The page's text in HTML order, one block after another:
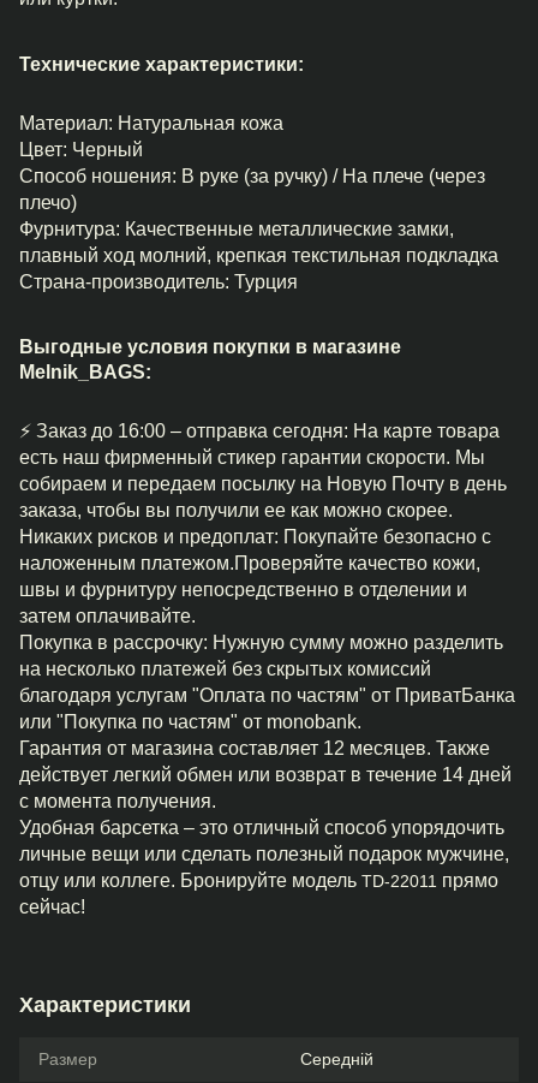
Технические характеристики:
Материал: Натуральная кожа
Цвет: Черный
Способ ношения: В руке (за ручку) / На плече (через
плечо)
Фурнитура: Качественные металлические замки,
плавный ход молний, крепкая текстильная подкладка
Страна-производитель: Турция
Выгодные условия покупки в магазине
Melnik_BAGS:
⚡ Заказ до 16:00 – отправка сегодня: На карте товара
есть наш фирменный стикер гарантии скорости. Мы
собираем и передаем посылку на Новую Почту в день
заказа, чтобы вы получили ее как можно скорее.
Никаких рисков и предоплат: Покупайте безопасно с
наложенным платежом.Проверяйте качество кожи,
швы и фурнитуру непосредственно в отделении и
затем оплачивайте.
Покупка в рассрочку: Нужную сумму можно разделить
на несколько платежей без скрытых комиссий
благодаря услугам "Оплата по частям" от ПриватБанка
или "Покупка по частям" от monobank.
Гарантия от магазина составляет 12 месяцев. Также
действует легкий обмен или возврат в течение 14 дней
с момента получения.
Удобная барсетка – это отличный способ упорядочить
личные вещи или сделать полезный подарок мужчине,
отцу или коллеге. Бронируйте модель TD-22011 прямо
сейчас!
Характеристики
Размер Середній